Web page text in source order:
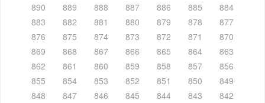
890
889 888 887 886 885
884
883
882 881 880 879 878
877
876
875 874 873 872 871
870
869
868 867 866 865 864
863
862
861 860 859 858 857
856
855
854 853 852 851 850
849
848
847 846 845 844 843
842